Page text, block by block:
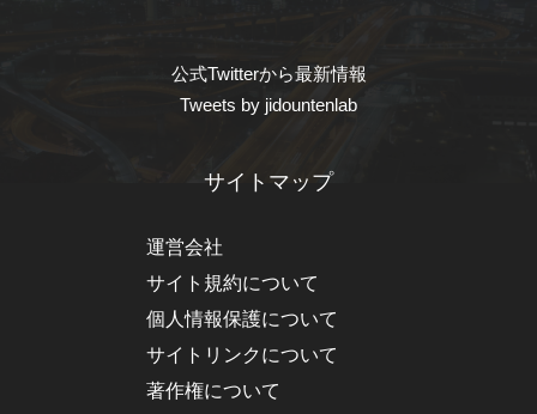
公式Twitterから最新情報
Tweets by jidountenlab
サイトマップ
運営会社
サイト規約について
個人情報保護について
サイトリンクについて
著作権について